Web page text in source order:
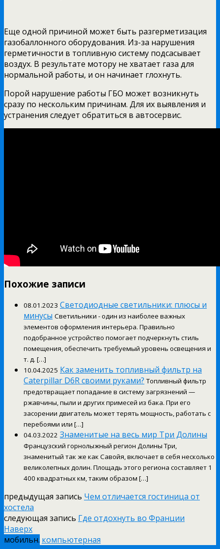
Еще одной причиной может быть разгерметизация
газобаллонного оборудования. Из-за нарушения
герметичности в топливную систему подсасывает
воздух. В результате мотору не хватает газа для
нормальной работы, и он начинает глохнуть.
Порой нарушение работы ГБО может возникнуть
сразу по нескольким причинам. Для их выявления и
устранения следует обратиться в автосервис.
Похожие записи
08.01.2023 Светодиодные светильники: плюсы и
минусы Светильники - один из наиболее важных
элементов оформления интерьера. Правильно
подобранное устройство помогает подчеркнуть стиль
помещения, обеспечить требуемый уровень освещения и
т. д. […]
10.04.2025 Как заменить топливный фильтр на
Caterpillar D6R своими руками? Топливный фильтр
предотвращает попадание в систему загрязнений —
ржавчины, пыли и других примесей из бака. При его
засорении двигатель может терять мощность, работать с
перебоями или […]
04.03.2022 Знаменитые на весь мир Три Долины
Французский горнолыжный регион Долины Три,
знаменитый так же как Савойя, включает в себя несколько
великолепных долин. Площадь этого региона составляет 1
400 квадратных км, таким образом […]
предыдущая запись Чем отличается гостиница от
хостела
следующая запись Где отдохнуть во Франции
Наверх
мобильн. компьютерная